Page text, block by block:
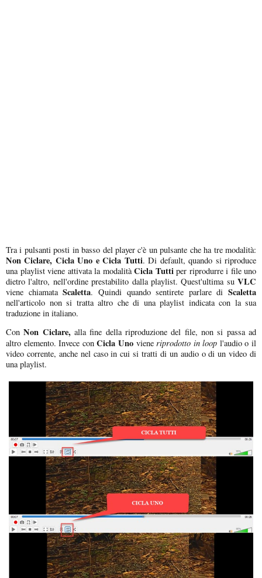
Tra i pulsanti posti in basso del player c'è un pulsante che ha tre modalità:
Non Ciclare, Cicla Uno e Cicla Tutti. Di default, quando si riproduce
una playlist viene attivata la modalitàCicla Tutti per riprodurre i file uno
dietro l'altro, nell'ordine prestabilito dalla playlist. Quest'ultima suVLC
viene chiamataScaletta. Quindi quando sentirete parlare di Scaletta
nell'articolo non si tratta altro che di una playlist indicata con la sua
traduzione in italiano.
ConNon Ciclare,alla fine della riproduzione del file, non si passa ad
altro elemento. Invece conCicla Unovieneriprodotto in loop l'audio o il
video corrente, anche nel caso in cui si tratti di un audio o di un video di
una playlist.